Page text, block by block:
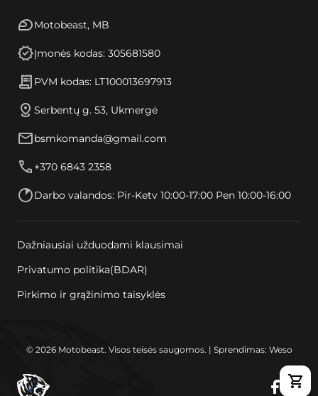
Motobeast, MB
Įmonės kodas: 305681580
PVM kodas: LT100013697913
Serbentų g. 53, Ukmergė
bsmkomanda@gmail.com
+370 6843 2358
Darbo valandos: Pir-Ketv 10:00-17:00 Pen 10:00-16:00
Dažniausiai užduodami klausimai
Privatumo politika(BDAR)
Pirkimo ir grąžinimo taisyklės
© 2026 Motobeast. Visos teisės saugomos. | Sprendimas: Weso